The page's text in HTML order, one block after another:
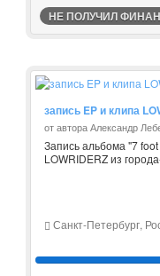
НЕ ПОЛУЧИЛ
запись EP и клипа
от автора Александр
Запись альбома "7
LOWRIDERZ из
Санкт-Петербург,